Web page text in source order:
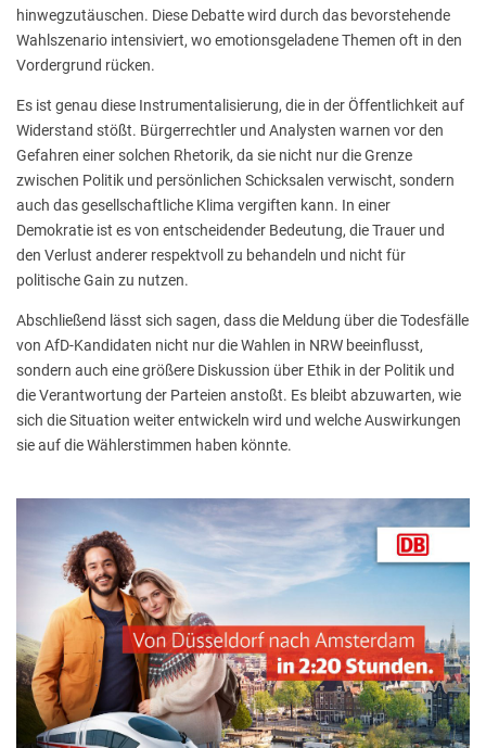
hinwegzutäuschen. Diese Debatte wird durch das bevorstehende
Wahlszenario intensiviert, wo emotionsgeladene Themen oft in den
Vordergrund rücken.
Es ist genau diese Instrumentalisierung, die in der Öffentlichkeit auf
Widerstand stößt. Bürgerrechtler und Analysten warnen vor den
Gefahren einer solchen Rhetorik, da sie nicht nur die Grenze
zwischen Politik und persönlichen Schicksalen verwischt, sondern
auch das gesellschaftliche Klima vergiften kann. In einer
Demokratie ist es von entscheidender Bedeutung, die Trauer und
den Verlust anderer respektvoll zu behandeln und nicht für
politische Gain zu nutzen.
Abschließend lässt sich sagen, dass die Meldung über die Todesfälle
von AfD-Kandidaten nicht nur die Wahlen in NRW beeinflusst,
sondern auch eine größere Diskussion über Ethik in der Politik und
die Verantwortung der Parteien anstoßt. Es bleibt abzuwarten, wie
sich die Situation weiter entwickeln wird und welche Auswirkungen
sie auf die Wählerstimmen haben könnte.